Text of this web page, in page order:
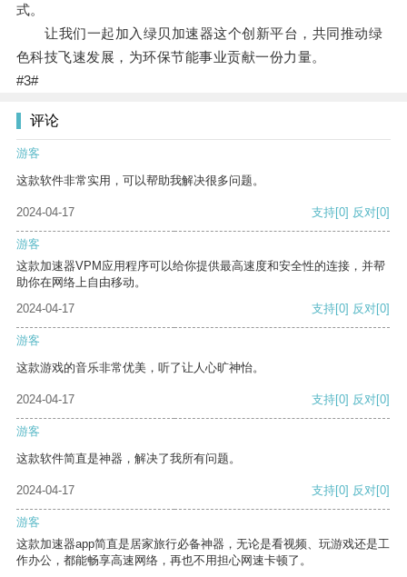
式。
让我们一起加入绿贝加速器这个创新平台，共同推动绿
色科技飞速发展，为环保节能事业贡献一份力量。
#3#
评论
游客
这款软件非常实用，可以帮助我解决很多问题。
2024-04-17 支持[0] 反对[0]
游客
这款加速器VPM应用程序可以给你提供最高速度和安全性的连接，并帮
助你在网络上自由移动。
2024-04-17
支持[0] 反对[0]
游客
这款游戏的音乐非常优美，听了让人心旷神怡。
2024-04-17 支持[0] 反对[0]
游客
这款软件简直是神器，解决了我所有问题。
2024-04-17 支持[0] 反对[0]
游客
这款加速器app简直是居家旅行必备神器，无论是看视频、玩游戏还是工
作办公，都能畅享高速网络，再也不用担心网速卡顿了。